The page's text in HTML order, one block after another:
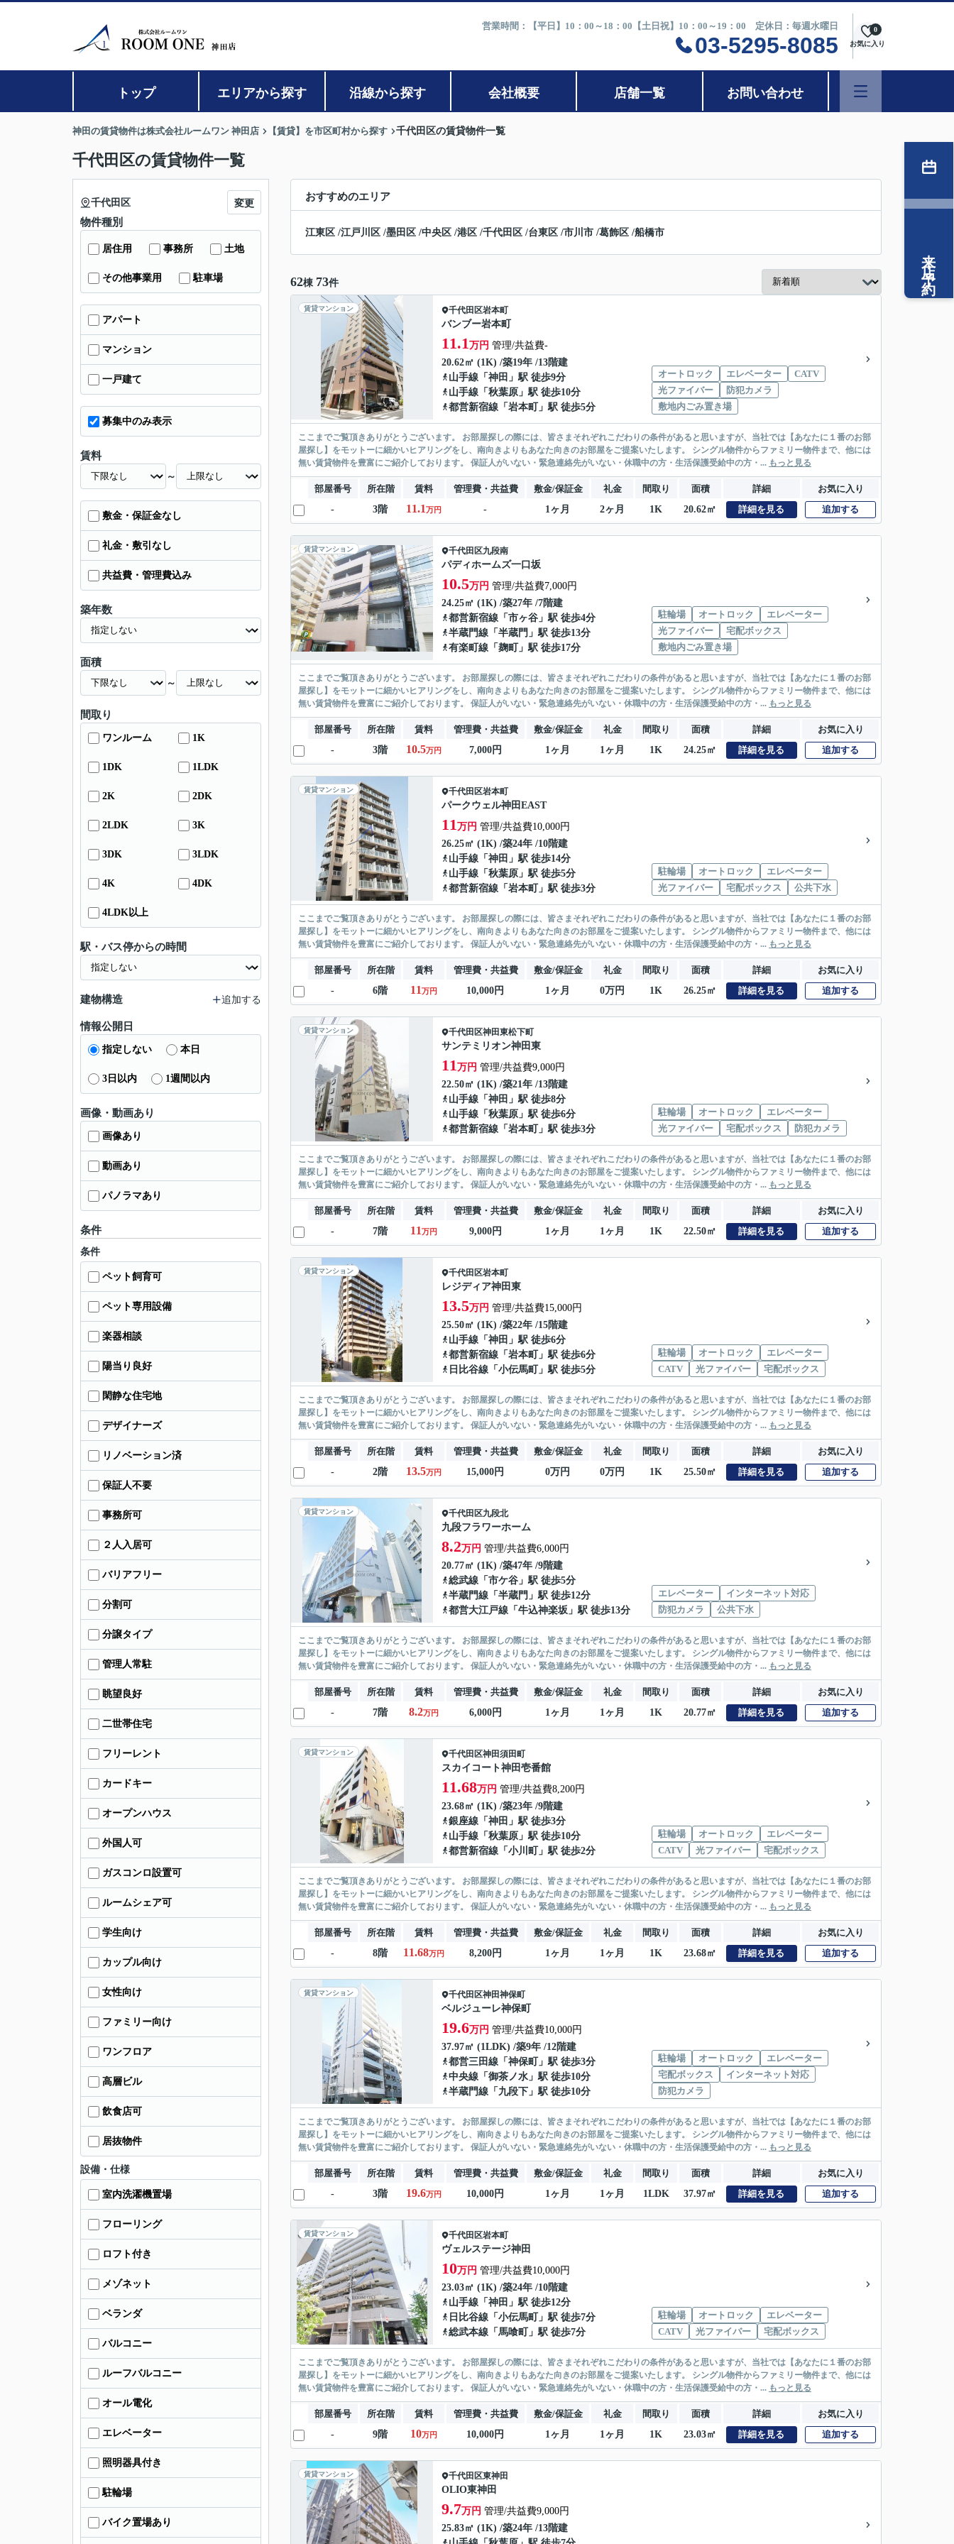
営業時間：【平日】10：00～18：00【土日祝】10：00～19：00 定休日：毎週水曜日
03-5295-8085 お気に入り
0
トップ エリアから探す 沿線から探す 会社概要 店舗一覧 お問い合わせ
神田の賃貸物件は株式会社ルームワン 神田店 【賃貸】を市区町村から探す 千代田区の賃貸物件一覧
千代田区の賃貸物件一覧
おすすめのエリア
江東区 /江戸川区 /墨田区 /中央区 /港区 /千代田区 /台東区 /市川市 /葛飾区 /船橋市
62棟 73件
賃貸マンション 千代田区岩本町
バンブー岩本町
11.1万円 管理/共益費-
20.62㎡ (1K) /築19年 /13階建
山手線 「 神田 」駅 徒歩9分
山手線 「 秋葉原 」駅 徒歩10分
都営新宿線 「 岩本町 」駅 徒歩5分
オートロック エレベーター
CATV
光ファイバー
防犯カメラ
敷地内ごみ置き場
ここまでご覧頂きありがとうございます。 お部屋探しの際には、皆さまそれぞれこだわりの条件があると思いますが、当社では【あなたに１番のお部
屋探し】をモットーに細かいヒアリングをし、南向きよりもあなた向きのお部屋をご提案いたします。 シングル物件からファミリー物件まで、他には
無い賃貸物件を豊富にご紹介しております。 保証人がいない・緊急連絡先がいない・休職中の方・生活保護受給中の方・... もっと見る
部屋番号 所在階 賃料 管理費・共益費 敷金/保証金 礼金 間取り 面積 詳細
お気に入り
-
3階 11.1万円 - 1ヶ月 2ヶ月 1K 20.62㎡ 詳細を見る 追加する
賃貸マンション 千代田区九段南
パディホームズ一口坂
10.5万円 管理/共益費7,000円
24.25㎡ (1K) /築27年 /7階建
都営新宿線 「 市ヶ谷 」駅 徒歩4分
半蔵門線 「 半蔵門 」駅 徒歩13分
有楽町線 「 麹町 」駅 徒歩17分
駐輪場 オートロック
エレベーター
光ファイバー
宅配ボックス
敷地内ごみ置き場
ここまでご覧頂きありがとうございます。 お部屋探しの際には、皆さまそれぞれこだわりの条件があると思いますが、当社では【あなたに１番のお部
屋探し】をモットーに細かいヒアリングをし、南向きよりもあなた向きのお部屋をご提案いたします。 シングル物件からファミリー物件まで、他には
無い賃貸物件を豊富にご紹介しております。 保証人がいない・緊急連絡先がいない・休職中の方・生活保護受給中の方・... もっと見る
部屋番号 所在階 賃料 管理費・共益費 敷金/保証金 礼金 間取り 面積 詳細
お気に入り
-
3階 10.5万円 7,000円 1ヶ月 1ヶ月 1K 24.25㎡ 詳細を見る 追加する
賃貸マンション 千代田区岩本町
パークウェル神田EAST
11万円 管理/共益費10,000円
26.25㎡ (1K) /築24年 /10階建
山手線 「 神田 」駅 徒歩14分
山手線 「 秋葉原 」駅 徒歩5分
都営新宿線 「 岩本町 」駅 徒歩3分
駐輪場 オートロック
エレベーター
光ファイバー
宅配ボックス 公共下水
ここまでご覧頂きありがとうございます。 お部屋探しの際には、皆さまそれぞれこだわりの条件があると思いますが、当社では【あなたに１番のお部
屋探し】をモットーに細かいヒアリングをし、南向きよりもあなた向きのお部屋をご提案いたします。 シングル物件からファミリー物件まで、他には
無い賃貸物件を豊富にご紹介しております。 保証人がいない・緊急連絡先がいない・休職中の方・生活保護受給中の方・... もっと見る
部屋番号 所在階 賃料 管理費・共益費 敷金/保証金 礼金 間取り 面積 詳細
お気に入り
-
6階 11万円 10,000円 1ヶ月 0万円 1K 26.25㎡ 詳細を見る 追加する
賃貸マンション 千代田区神田東松下町
サンテミリオン神田東
11万円 管理/共益費9,000円
22.50㎡ (1K) /築21年 /13階建
山手線 「 神田 」駅 徒歩8分
山手線 「 秋葉原 」駅 徒歩6分
都営新宿線 「 岩本町 」駅 徒歩3分
駐輪場 オートロック
エレベーター
光ファイバー
宅配ボックス 防犯カメラ
ここまでご覧頂きありがとうございます。 お部屋探しの際には、皆さまそれぞれこだわりの条件があると思いますが、当社では【あなたに１番のお部
屋探し】をモットーに細かいヒアリングをし、南向きよりもあなた向きのお部屋をご提案いたします。 シングル物件からファミリー物件まで、他には
無い賃貸物件を豊富にご紹介しております。 保証人がいない・緊急連絡先がいない・休職中の方・生活保護受給中の方・... もっと見る
部屋番号 所在階 賃料 管理費・共益費 敷金/保証金 礼金 間取り 面積 詳細
お気に入り
-
7階 11万円 9,000円 1ヶ月 1ヶ月 1K 22.50㎡ 詳細を見る 追加する
賃貸マンション 千代田区岩本町
レジディア神田東
13.5万円 管理/共益費15,000円
25.50㎡ (1K) /築22年 /15階建
山手線 「 神田 」駅 徒歩6分
都営新宿線 「 岩本町
」駅 徒歩6分
日比谷線 「 小伝馬町 」駅 徒歩5分
駐輪場 オートロック
エレベーター
CATV
光ファイバー 宅配ボックス
ここまでご覧頂きありがとうございます。 お部屋探しの際には、皆さまそれぞれこだわりの条件があると思いますが、当社では【あなたに１番のお部
屋探し】をモットーに細かいヒアリングをし、南向きよりもあなた向きのお部屋をご提案いたします。 シングル物件からファミリー物件まで、他には
無い賃貸物件を豊富にご紹介しております。 保証人がいない・緊急連絡先がいない・休職中の方・生活保護受給中の方・... もっと見る
部屋番号 所在階 賃料 管理費・共益費 敷金/保証金 礼金 間取り 面積 詳細
お気に入り
-
2階 13.5万円 15,000円 0万円 0万円 1K 25.50㎡ 詳細を見る 追加する
賃貸マンション 千代田区九段北
九段フラワーホーム
8.2万円 管理/共益費6,000円
20.77㎡ (1K) /築47年 /9階建
総武線 「 市ケ谷 」駅 徒歩5分
半蔵門線 「 半蔵門 」駅 徒歩12分
都営大江戸線 「 牛込神楽坂 」駅 徒歩13分
エレベーター
インターネット対応
防犯カメラ
公共下水
ここまでご覧頂きありがとうございます。 お部屋探しの際には、皆さまそれぞれこだわりの条件があると思いますが、当社では【あなたに１番のお部
屋探し】をモットーに細かいヒアリングをし、南向きよりもあなた向きのお部屋をご提案いたします。 シングル物件からファミリー物件まで、他には
無い賃貸物件を豊富にご紹介しております。 保証人がいない・緊急連絡先がいない・休職中の方・生活保護受給中の方・... もっと見る
部屋番号 所在階 賃料 管理費・共益費 敷金/保証金 礼金 間取り 面積 詳細
お気に入り
-
7階 8.2万円 6,000円 1ヶ月 1ヶ月 1K 20.77㎡ 詳細を見る 追加する
賃貸マンション 千代田区神田須田町
スカイコート神田壱番館
11.68万円 管理/共益費8,200円
23.68㎡ (1K) /築23年 /9階建
銀座線 「 神田 」駅 徒歩3分
山手線 「 秋葉原 」駅 徒歩10分
都営新宿線 「 小川町 」駅 徒歩2分
駐輪場 オートロック
エレベーター
CATV
光ファイバー 宅配ボックス
ここまでご覧頂きありがとうございます。 お部屋探しの際には、皆さまそれぞれこだわりの条件があると思いますが、当社では【あなたに１番のお部
屋探し】をモットーに細かいヒアリングをし、南向きよりもあなた向きのお部屋をご提案いたします。 シングル物件からファミリー物件まで、他には
無い賃貸物件を豊富にご紹介しております。 保証人がいない・緊急連絡先がいない・休職中の方・生活保護受給中の方・... もっと見る
部屋番号 所在階 賃料 管理費・共益費 敷金/保証金 礼金 間取り 面積 詳細
お気に入り
-
8階 11.68万円 8,200円 1ヶ月 1ヶ月 1K 23.68㎡ 詳細を見る 追加する
賃貸マンション 千代田区神田神保町
ベルジューレ神保町
19.6万円 管理/共益費10,000円
37.97㎡ (1LDK) /築9年 /12階建
都営三田線 「 神保町
」駅 徒歩3分
中央線 「 御茶ノ水 」駅 徒歩10分
半蔵門線 「 九段下 」駅 徒歩10分
駐輪場 オートロック
エレベーター
宅配ボックス
インターネット対応
防犯カメラ
ここまでご覧頂きありがとうございます。 お部屋探しの際には、皆さまそれぞれこだわりの条件があると思いますが、当社では【あなたに１番のお部
屋探し】をモットーに細かいヒアリングをし、南向きよりもあなた向きのお部屋をご提案いたします。 シングル物件からファミリー物件まで、他には
無い賃貸物件を豊富にご紹介しております。 保証人がいない・緊急連絡先がいない・休職中の方・生活保護受給中の方・... もっと見る
部屋番号 所在階 賃料 管理費・共益費 敷金/保証金 礼金 間取り 面積 詳細
お気に入り
-
3階 19.6万円 10,000円 1ヶ月 1ヶ月 1LDK 37.97㎡ 詳細を見る 追加する
賃貸マンション 千代田区岩本町
ヴェルステージ神田
10万円 管理/共益費10,000円
23.03㎡ (1K) /築24年 /10階建
山手線 「 神田 」駅 徒歩12分
日比谷線 「 小伝馬町
」駅 徒歩7分
総武本線 「 馬喰町 」駅 徒歩7分
駐輪場 オートロック
エレベーター
CATV
光ファイバー 宅配ボックス
ここまでご覧頂きありがとうございます。 お部屋探しの際には、皆さまそれぞれこだわりの条件があると思いますが、当社では【あなたに１番のお部
屋探し】をモットーに細かいヒアリングをし、南向きよりもあなた向きのお部屋をご提案いたします。 シングル物件からファミリー物件まで、他には
無い賃貸物件を豊富にご紹介しております。 保証人がいない・緊急連絡先がいない・休職中の方・生活保護受給中の方・... もっと見る
部屋番号 所在階 賃料 管理費・共益費 敷金/保証金 礼金 間取り 面積 詳細
お気に入り
-
9階 10万円 10,000円 1ヶ月 1ヶ月 1K 23.03㎡ 詳細を見る 追加する
賃貸マンション 千代田区東神田
OLIO東神田
9.7万円 管理/共益費9,000円
25.83㎡ (1K) /築24年 /13階建
千代田区 変更
物件種別
居住用 事務所 土地
その他事業用 駐車場
アパート
マンション
一戸建て
募集中のみ表示
賃料
～
敷金・保証金なし
礼金・敷引なし
共益費・管理費込み
築年数
面積
～
間取り
ワンルーム 1K
1DK 1LDK
2K 2DK
2LDK 3K
3DK 3LDK
4K 4DK
4LDK以上
駅・バス停からの時間
建物構造 追加する
情報公開日
指定しない 本日
3日以内 1週間以内
画像・動画あり
画像あり
動画あり
パノラマあり
条件
条件
ペット飼育可
ペット専用設備
楽器相談
陽当り良好
閑静な住宅地
デザイナーズ
リノベーション済
保証人不要
事務所可
２人入居可
バリアフリー
分割可
分譲タイプ
管理人常駐
眺望良好
二世帯住宅
フリーレント
カードキー
オープンハウス
外国人可
ガスコンロ設置可
ルームシェア可
学生向け
カップル向け
女性向け
ファミリー向け
ワンフロア
高層ビル
飲食店可
居抜物件
設備・仕様
室内洗濯機置場
フローリング
ロフト付き
メゾネット
ベランダ
バルコニー
ルーフバルコニー
オール電化
エレベーター
照明器具付き
駐輪場
バイク置場あり
来店予約